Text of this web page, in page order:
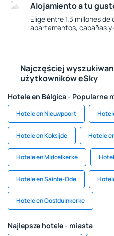
Alojamiento a tu
Elige entre 1.3 millones
apartamentos, cabañas y
Najczęściej
użytkowników eSky
Hotele en Bélgica - Popularne
Hotele en Nieuwpoort
Hotele en Koksijde Hotele
Hotele en Middelkerke
Hotele en Sainte-Ode
Hotele en Oostduinkerke
Najlepsze hotele - miasta